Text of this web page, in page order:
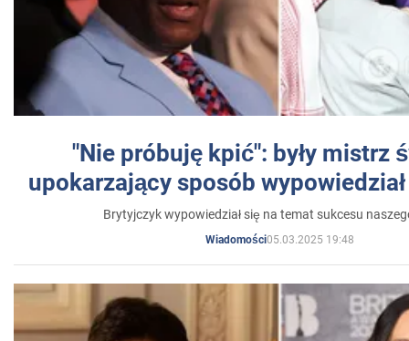
"Nie próbuję kpić": były mistrz
upokarzający sposób
Brytyjczyk wypowiedział się na temat sukcesu
Wiadomości05.03.2025 19:48